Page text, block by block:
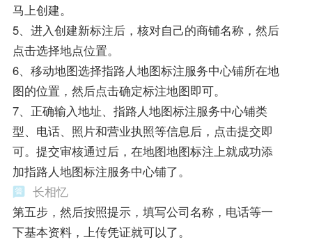
马上创建。
5、进入创建新标注后，核对自己的商铺名称，然后
点击选择地点位置。
6、移动地图选择指路人地图标注服务中心铺所在地
图的位置，然后点击确定标注地图即可。
7、正确输入地址、指路人地图标注服务中心铺类
型、电话、照片和营业执照等信息后，点击提交即
可。提交审核通过后，在地图地图标注上就成功添
加指路人地图标注服务中心铺了。
长相忆
第五步，然后按照提示，填写公司名称，电话等一
下基本资料，上传凭证就可以了。